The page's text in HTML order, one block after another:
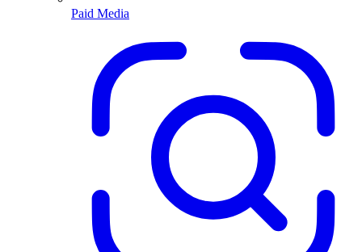
Paid Media